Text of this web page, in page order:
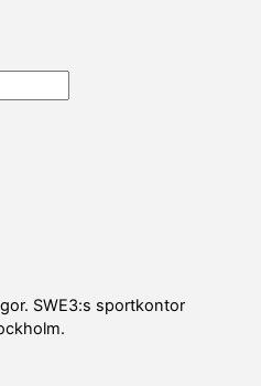
SWE3:s sportkontor